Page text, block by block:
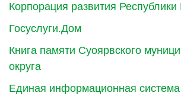
Корпорация развития Республики
Госуслуги.Дом
Книга памяти Суоярвского
округа
Единая информационная